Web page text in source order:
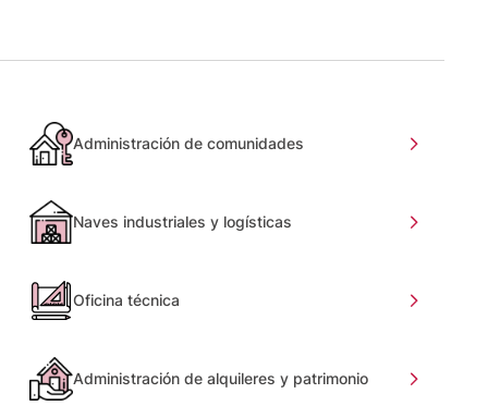
Administración de comunidades
Naves industriales y logísticas
Oficina técnica
Administración de alquileres y patrimonio